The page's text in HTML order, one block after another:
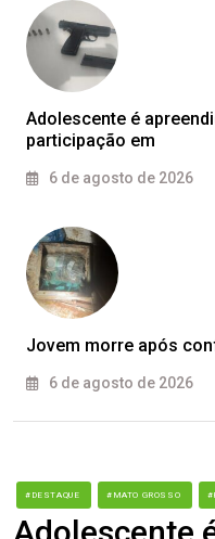
Adolescente é
participação em
6 de agosto de 2026
Jovem morre após
6 de agosto de 2026
#DESTAQUE #MATO GROSSO